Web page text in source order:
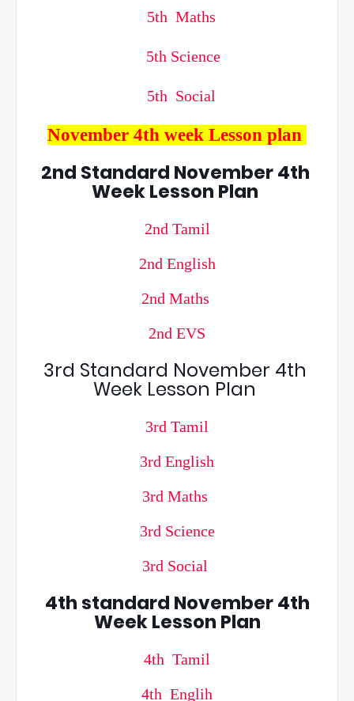
5th Maths
5th Science
5th Social
November 4th week Lesson plan
2nd Standard November 4th
Week Lesson Plan
2nd Tamil
2nd English
2nd Maths
2nd EVS
3rd Standard November 4th
Week Lesson Plan
3rd Tamil
3rd English
3rd Maths
3rd Science
3rd Social
4th standard November 4th
Week Lesson Plan
4th Tamil
4th Englih